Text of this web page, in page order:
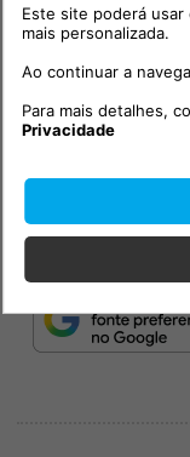
comprador e
Este site poderá
mais personalizada.
Ao continuar a
Para mais detalhes,
Privacidade